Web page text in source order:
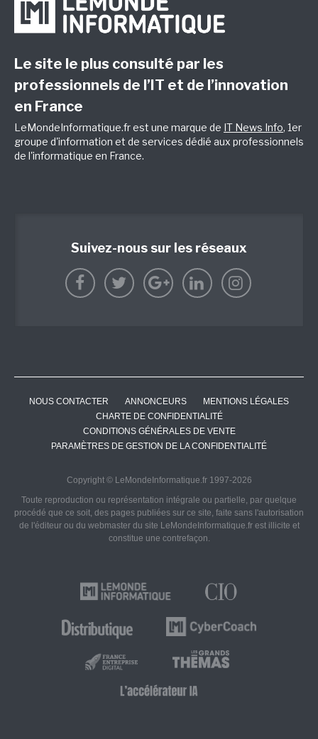
Le site le plus consulté par les
professionnels de l’IT et de l’innovation
en France
LeMondeInformatique.fr est une marque de IT News Info, 1er
groupe d'information et de services dédié aux professionnels
de l'informatique en France.
Suivez-nous sur les réseaux
NOUS CONTACTER ANNONCEURS
MENTIONS LÉGALES
CHARTE DE CONFIDENTIALITÉ
CONDITIONS GÉNÉRALES DE VENTE
PARAMÈTRES DE GESTION DE LA CONFIDENTIALITÉ
Copyright © LeMondeInformatique.fr 1997-2026
Toute reproduction ou représentation intégrale ou partielle, par quelque
procédé que ce soit, des pages publiées sur ce site, faite sans l'autorisation
de l'éditeur ou du webmaster du site LeMondeInformatique.fr est illicite et
constitue une contrefaçon.